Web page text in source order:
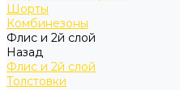
Шорты
Комбинезоны
Флис и 2й слой
Назад
Флис и 2й слой
Толстовки